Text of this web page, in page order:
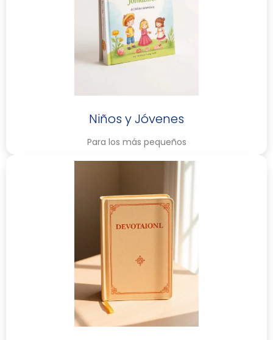
Niños y Jóvenes
Para los más pequeños